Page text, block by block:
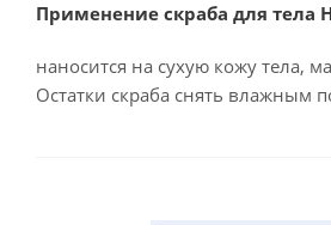
Применение скраба для тела
наносится на сухую кожу тела,
Остатки скраба снять влажным